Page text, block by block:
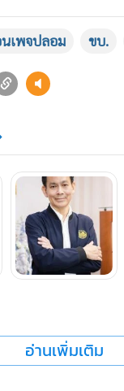
รถยนต์ 505 บาท รถ
นเพจปลอม ขบ.
อ่านเพิ่มเติม